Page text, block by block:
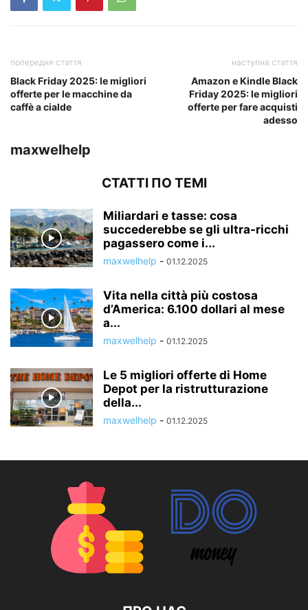
попередня стаття
Black Friday 2025: le migliori
offerte per le macchine da
caffè a cialde
наступна стаття
Amazon e Kindle Black
Friday 2025: le migliori
offerte per fare acquisti
adesso
maxwelhelp
СТАТТІ ПО ТЕМІ
Miliardari e tasse: cosa
succederebbe se gli ultra-ricchi
pagassero come i...
maxwelhelp - 01.12.2025
Vita nella città più costosa
d’America: 6.100 dollari al mese
a...
maxwelhelp - 01.12.2025
Le 5 migliori offerte di Home
Depot per la ristrutturazione
della...
maxwelhelp - 01.12.2025